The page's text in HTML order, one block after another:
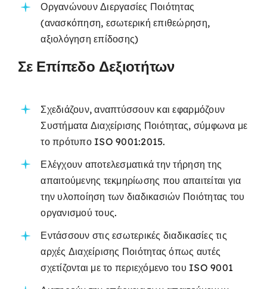
Οργανώνουν Διεργασίες Ποιότητας
(ανασκόπηση, εσωτερική επιθεώρηση,
αξιολόγηση επίδοσης)
Σε Επίπεδο Δεξιοτήτων
Σχεδιάζουν, αναπτύσσουν και εφαρμόζουν
Συστήματα Διαχείρισης Ποιότητας, σύμφωνα με
το πρότυπο ISO 9001:2015.
Ελέγχουν αποτελεσματικά την τήρηση της
απαιτούμενης τεκμηρίωσης που απαιτείται για
την υλοποίηση των διαδικασιών Ποιότητας του
οργανισμού τους.
Εντάσσουν στις εσωτερικές διαδικασίες τις
αρχές Διαχείρισης Ποιότητας όπως αυτές
σχετίζονται με το περιεχόμενο του ISO 9001